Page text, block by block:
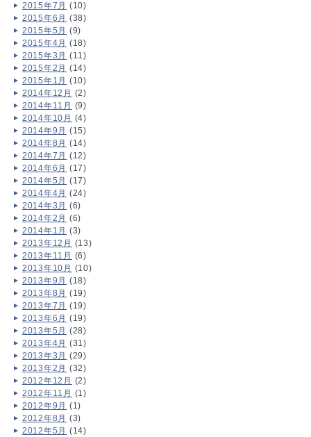
2015年7月 (10)
2015年6月 (38)
2015年5月 (9)
2015年4月 (18)
2015年3月 (11)
2015年2月 (14)
2015年1月 (10)
2014年12月 (2)
2014年11月 (9)
2014年10月 (4)
2014年9月 (15)
2014年8月 (14)
2014年7月 (12)
2014年6月 (17)
2014年5月 (17)
2014年4月 (24)
2014年3月 (6)
2014年2月 (6)
2014年1月 (3)
2013年12月 (13)
2013年11月 (6)
2013年10月 (10)
2013年9月 (18)
2013年8月 (19)
2013年7月 (19)
2013年6月 (19)
2013年5月 (28)
2013年4月 (31)
2013年3月 (29)
2013年2月 (32)
2012年12月 (2)
2012年11月 (1)
2012年9月 (1)
2012年8月 (3)
2012年5月 (14)